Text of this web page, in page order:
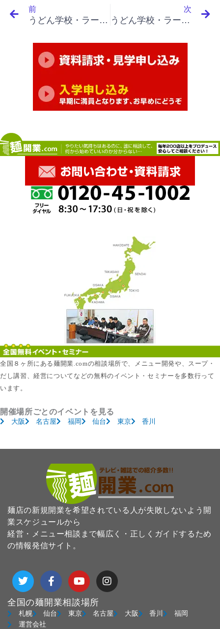
前
うどん学校・ラーメン学校・そば学校・パスタ学校で開業&成果アップ｜「イノベーションと起業家精神」「予期せぬ成功と失敗を利用する、予期せぬ成功、予期せざる成功･失敗にこそ革新への源が」
次
うどん学校・ラーメン学校・そば学校・パスタ学校で開業&成果アップ｜「イノベーションと起業家精神」「マネッジメントへの挑戦、しかも、予期せぬ成功は腹が立つ、気づかない成功」
全国８ヶ所にある麺開業.comの相談場所で、メニュー開発や、スープ・
だし講習、経営についてなどの無料のイベント・セミナーを多数行って
います。
開催場所ごとのイベントを見る
大阪 名古屋 福岡 仙台 東京 香川
麺店の新規開業を希望されている人が失敗しないよう開
業スケジュールから
経営・メニュー相談まで幅広く・正しくガイドするため
の情報発信サイト。
T
w
i
t
t
e
F
a
c
e
b
o
Y
o
u
t
u
b
I
n
s
a
g
全国の麺開業相談場所
札幌 仙台 東京 名古屋 大阪 香川
福岡
運営会社